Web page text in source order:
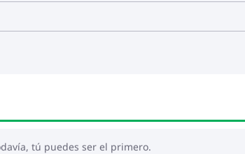
tú puedes ser el primero.